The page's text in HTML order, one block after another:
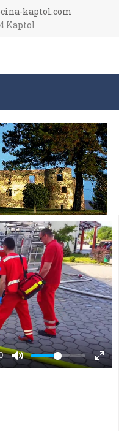
kaptol.com
Kaptol